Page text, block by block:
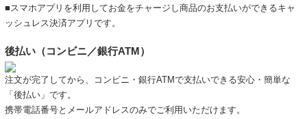
■スマホアプリを利用してお金をチャージし商品のお支払いができるキャ
ッシュレス決済アプリです。
後払い（コンビニ／銀行ATM）
注文が完了してから、コンビニ・銀行ATMで支払いできる安心・簡単な
「後払い」です。
携帯電話番号とメールアドレスのみでご利用いただけます。